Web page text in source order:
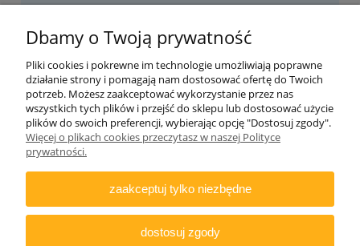
ZAMAWIANIE
DODATKOWE
Dbamy o Twoją prywatność
Pliki cookies i pokrewne im technologie umożliwiają poprawne
działanie strony i pomagają nam dostosować ofertę do Twoich
potrzeb. Możesz zaakceptować wykorzystanie przez nas
wszystkich tych plików i przejść do sklepu lub dostosować użycie
plików do swoich preferencji, wybierając opcję "Dostosuj zgody".
Więcej o plikach cookies przeczytasz w naszej Polityce
prywatności.
zaakceptuj tylko niezbędne
dostosuj zgody